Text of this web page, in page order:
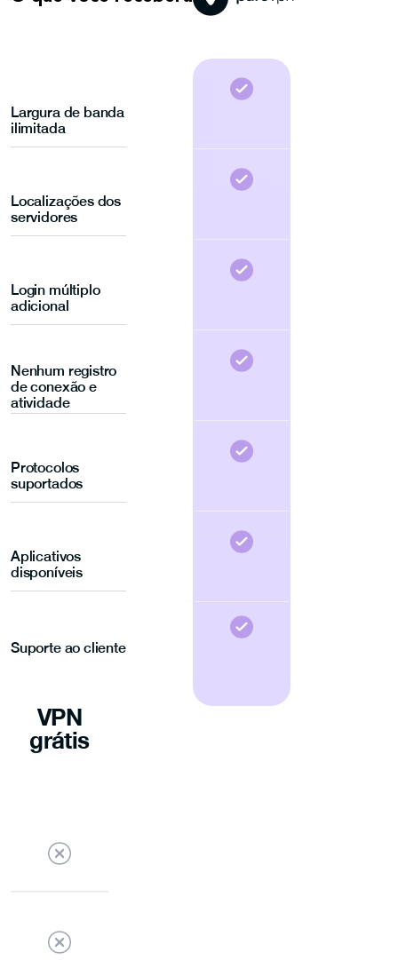
Largura de banda
ilimitada
Localizações dos
servidores
Login múltiplo
adicional
Nenhum registro
de conexão e
atividade
Protocolos
suportados
Aplicativos
disponíveis
Suporte ao cliente
VPN
grátis